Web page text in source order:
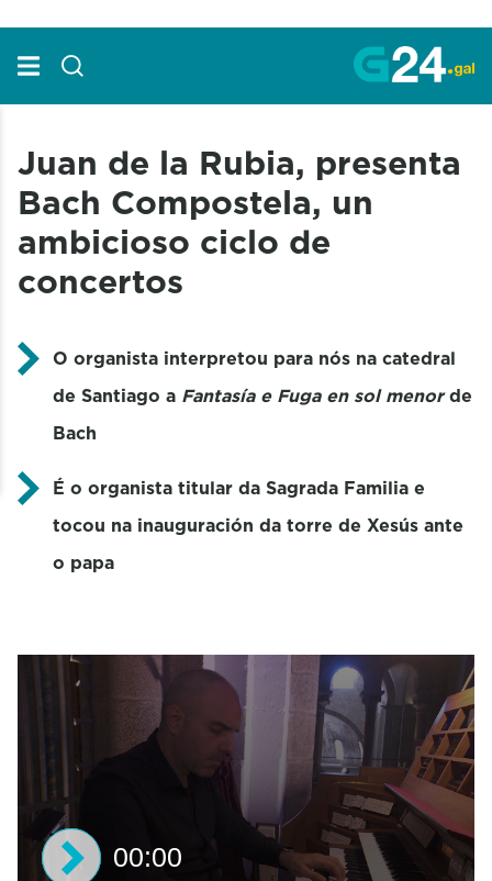
Juan de la Rubia, presenta
Bach Compostela, un
ambicioso ciclo de
concertos
O organista interpretou para nós na catedral
de Santiago a Fantasía e Fuga en sol menorde
Bach
É o organista titular da Sagrada Familia e
tocou na inauguración da torre de Xesús ante
o papa
00:00